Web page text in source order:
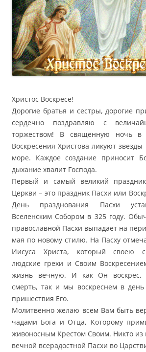
Христос Воскресе!
Дорогие братья и сестры, дорогие
сердечно поздравляю с
торжеством! В священную ночь в
Воскресения Христова ликуют
море. Каждое создание приносит
дыхание хвалит Господа.
Первый и самый великий
Церкви – это праздник Пасхи или
День празднования Пасхи
Вселенским Собором в 325 году.
православной Пасхи выпадает на
мая по новому стилю. На Пасху
Иисуса Христа, который своею
людские грехи и Своим
жизнь вечную. И как Он воскрес,
смерть, так и мы воскреснем в день
пришествия Его.
Молитвенно желаю всем Вам быть
чадами Бога и Отца, Которому
живоносным Крестом Своим. Никто из
вечной всерадостной Пасхи во